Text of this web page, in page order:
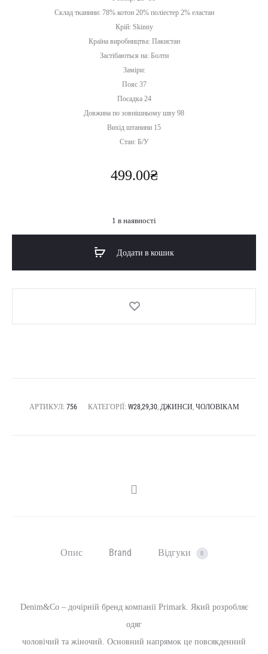
Склад тканини: 78% котон 20% поліестер 2% еластан
Крій: Skinny
Країна виробництва: Пакистан
Застібаються на: Болти
Заміри:
Пояс 37
Посадка 24
Довжина по зовнішньому шву 98
Вихід штанини 15
Стан: Б/У
499.00₴
1 в наявності
Додати в кошик
АРТИКУЛ: 756 КАТЕГОРІЇ: W28,29,30, ДЖИНСИ, ЧОЛОВІКАМ
SHARE
Опис Brand Відгуки 0
Denim&Co – дочірній бренд компанії Primark. Який розробляє
одяг
чоловічий та жіночий. Основний напрямок це повсякденний